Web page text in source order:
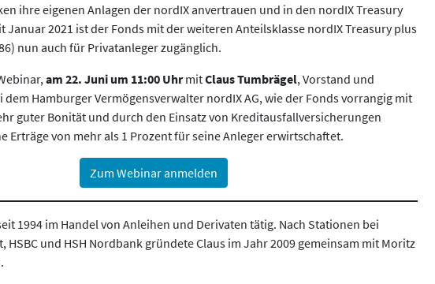
ihre eigenen Anlagen der nordIX anvertrauen und in den nordIX Treasury
Januar 2021 ist der Fonds mit der weiteren Anteilsklasse nordIX Treasury plus
nun auch für Privatanleger zugänglich.
am 22. Juni um 11:00 UhrmitClaus Tumbrägel, Vorstand und
Hamburger Vermögensverwalter nordIX AG, wie der Fonds vorrangig mit
guter Bonität und durch den Einsatz von Kreditausfallversicherungen
Erträge von mehr als 1 Prozent für seine Anleger erwirtschaftet.
Zum Webinar anmelden
1994 im Handel von Anleihen und Derivaten tätig. Nach Stationen bei
HSBC und HSH Nordbank gründete Claus im Jahr 2009 gemeinsam mit Moritz